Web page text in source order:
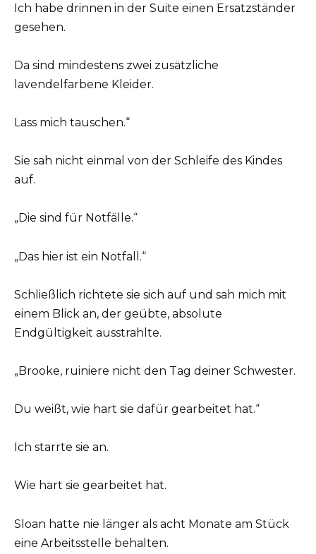
Ich habe drinnen in der Suite einen Ersatzständer
gesehen.
Da sind mindestens zwei zusätzliche
lavendelfarbene Kleider.
Lass mich tauschen.“
Sie sah nicht einmal von der Schleife des Kindes
auf.
„Die sind für Notfälle.“
„Das hier ist ein Notfall.“
Schließlich richtete sie sich auf und sah mich mit
einem Blick an, der geübte, absolute
Endgültigkeit ausstrahlte.
„Brooke, ruiniere nicht den Tag deiner Schwester.
Du weißt, wie hart sie dafür gearbeitet hat.“
Ich starrte sie an.
Wie hart sie gearbeitet hat.
Sloan hatte nie länger als acht Monate am Stück
eine Arbeitsstelle behalten.